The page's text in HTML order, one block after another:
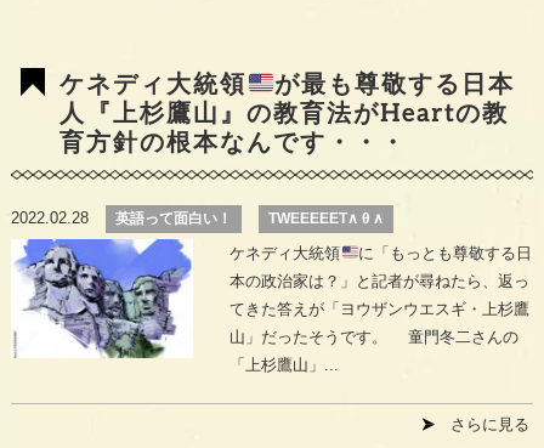
ケネディ大統領
が最も尊敬する日本
人『上杉鷹山』の教育法がHeartの教
育方針の根本なんです・・・
2022.02.28 英語って面白い！ TWEEEEET∧ θ ∧
ケネディ大統領
に「もっとも尊敬する日
本の政治家は？」と記者が尋ねたら、返っ
てきた答えが「ヨウザンウエスギ・上杉鷹
山」だったそうです。 童門冬二さんの
「上杉鷹山」...
さらに見る